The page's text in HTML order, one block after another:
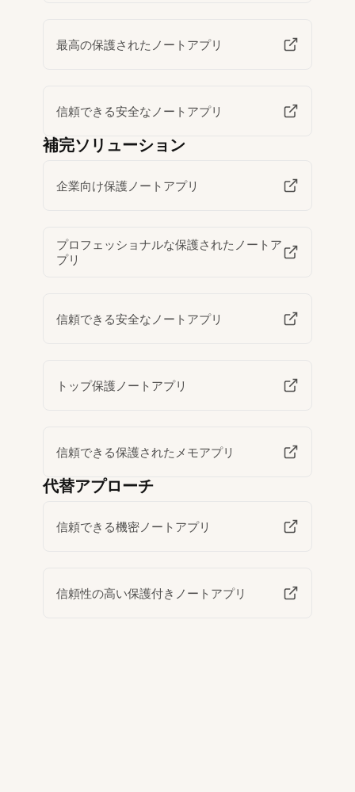
最高の保護されたノートアプリ
信頼できる安全なノートアプリ
補完ソリューション
企業向け保護ノートアプリ
プロフェッショナルな保護されたノートア
プリ
信頼できる安全なノートアプリ
トップ保護ノートアプリ
信頼できる保護されたメモアプリ
代替アプローチ
信頼できる機密ノートアプリ
信頼性の高い保護付きノートアプリ